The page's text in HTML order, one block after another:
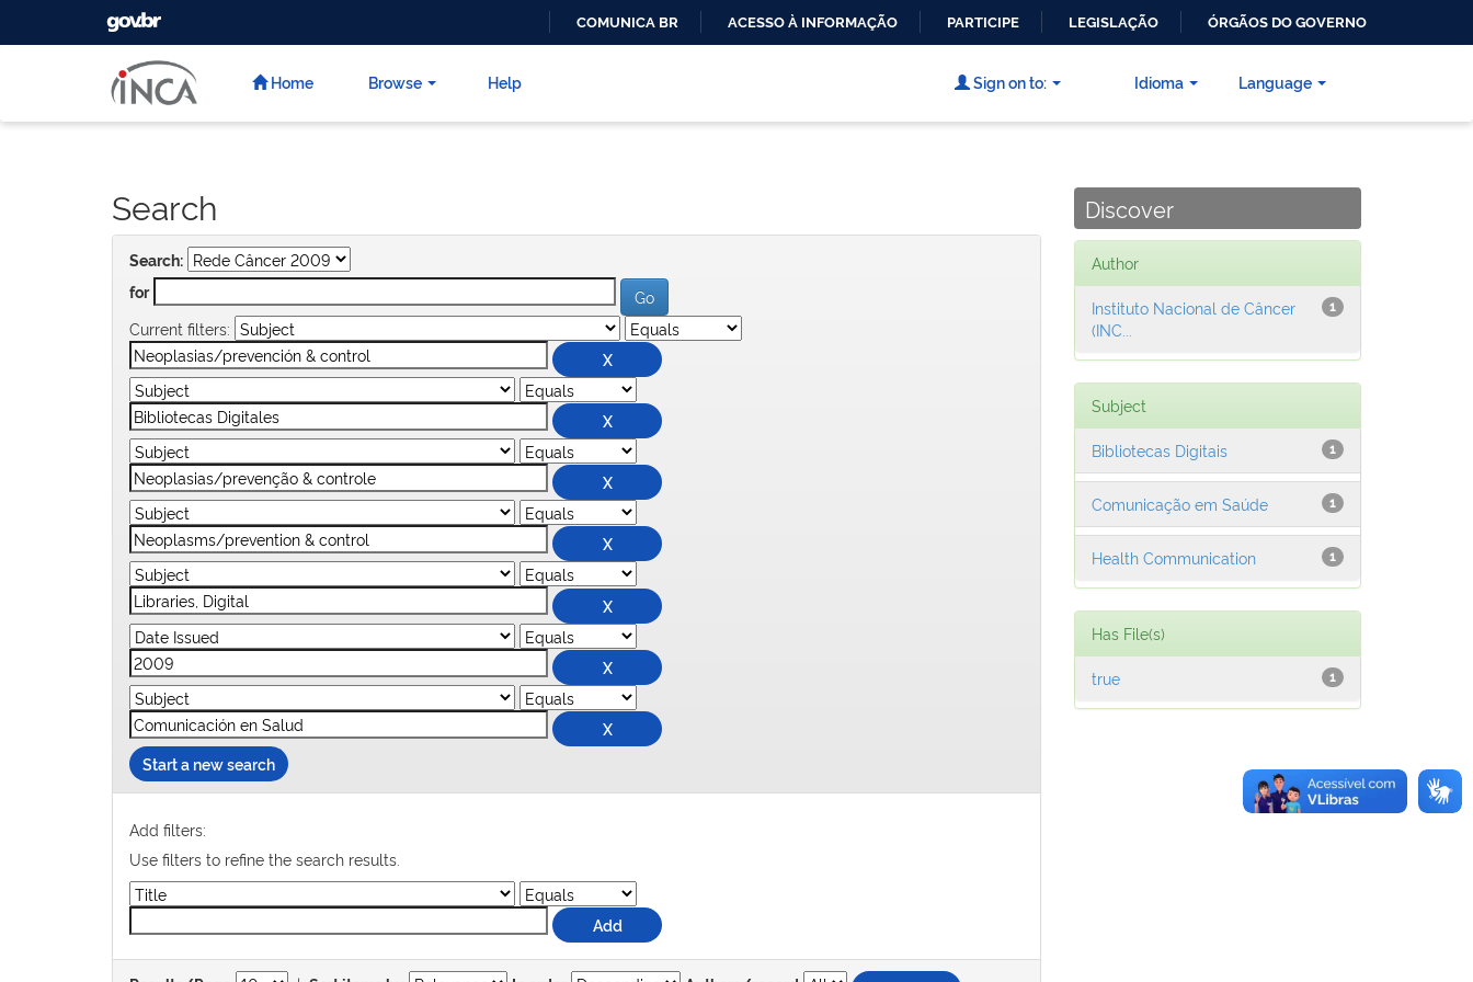
CONTEÚDO
GOVBR
COMUNICA BR ACESSO À INFORMAÇÃO PARTICIPE LEGISLAÇÃO ÓRGÃOS DO GOVERNO
Home Browse Help Language
Sign on to: Idioma
Search
Search:
for
Current filters:
Start a new search
Add filters:
Use filters to refine the search results.
Discover
Author
1
Instituto Nacional de Câncer
(INC...
Subject
1
Bibliotecas Digitais
1
Comunicação em Saúde
1
Health Communication
Has File(s)
1
true